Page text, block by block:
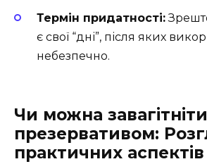
Термін придатності:
є свої “дні”, після яких
небезпечно.
Чи можна
презервативом:
практичних аспектів